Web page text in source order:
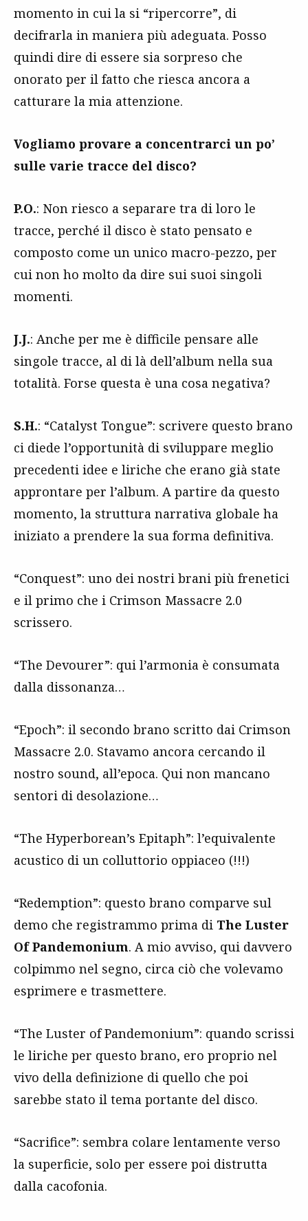
momento in cui la si “ripercorre”, di
decifrarla in maniera più adeguata. Posso
quindi dire di essere sia sorpreso che
onorato per il fatto che riesca ancora a
catturare la mia attenzione.
Vogliamo provare a concentrarci un po’
sulle varie tracce del disco?
P.O.: Non riesco a separare tra di loro le
tracce, perché il disco è stato pensato e
composto come un unico macro-pezzo, per
cui non ho molto da dire sui suoi singoli
momenti.
J.J.: Anche per me è difficile pensare alle
singole tracce, al di là dell’album nella sua
totalità. Forse questa è una cosa negativa?
S.H.: “Catalyst Tongue”: scrivere questo brano
ci diede l’opportunità di sviluppare meglio
precedenti idee e liriche che erano già state
approntare per l’album. A partire da questo
momento, la struttura narrativa globale ha
iniziato a prendere la sua forma definitiva.
“Conquest”: uno dei nostri brani più frenetici
e il primo che i Crimson Massacre 2.0
scrissero.
“The Devourer”: qui l’armonia è consumata
dalla dissonanza…
“Epoch”: il secondo brano scritto dai Crimson
Massacre 2.0. Stavamo ancora cercando il
nostro sound, all’epoca. Qui non mancano
sentori di desolazione…
“The Hyperborean’s Epitaph”: l’equivalente
acustico di un colluttorio oppiaceo (!!!)
“Redemption”: questo brano comparve sul
demo che registrammo prima di The Luster
Of Pandemonium. A mio avviso, qui davvero
colpimmo nel segno, circa ciò che volevamo
esprimere e trasmettere.
“The Luster of Pandemonium”: quando scrissi
le liriche per questo brano, ero proprio nel
vivo della definizione di quello che poi
sarebbe stato il tema portante del disco.
“Sacrifice”: sembra colare lentamente verso
la superficie, solo per essere poi distrutta
dalla cacofonia.